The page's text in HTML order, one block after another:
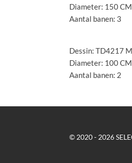
Diameter: 150 CM
Aantal banen: 3
Dessin: TD4217
Diameter: 100 CM
Aantal banen: 2
© 2020 - 2026